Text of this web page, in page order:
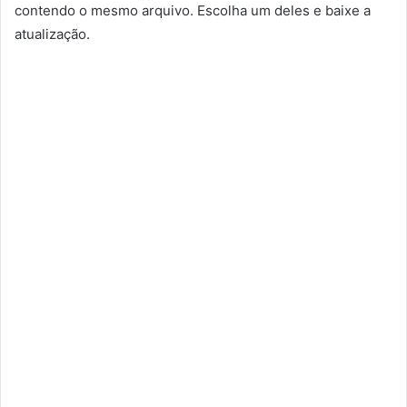
contendo o mesmo arquivo. Escolha um deles e baixe a
atualização.